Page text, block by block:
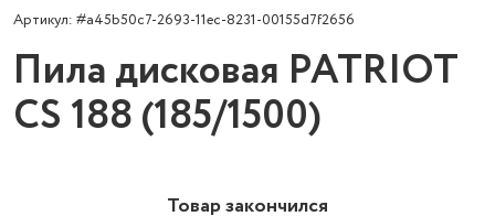
Артикул: #a45b50c7-2693-11ec-8231-00155d7f2656
Пила дисковая PATRIOT
CS 188 (185/1500)
Товар закончился